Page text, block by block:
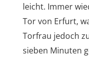
leicht. Immer
Tor von Erfurt,
Torfrau jedoch
sieben Minuten